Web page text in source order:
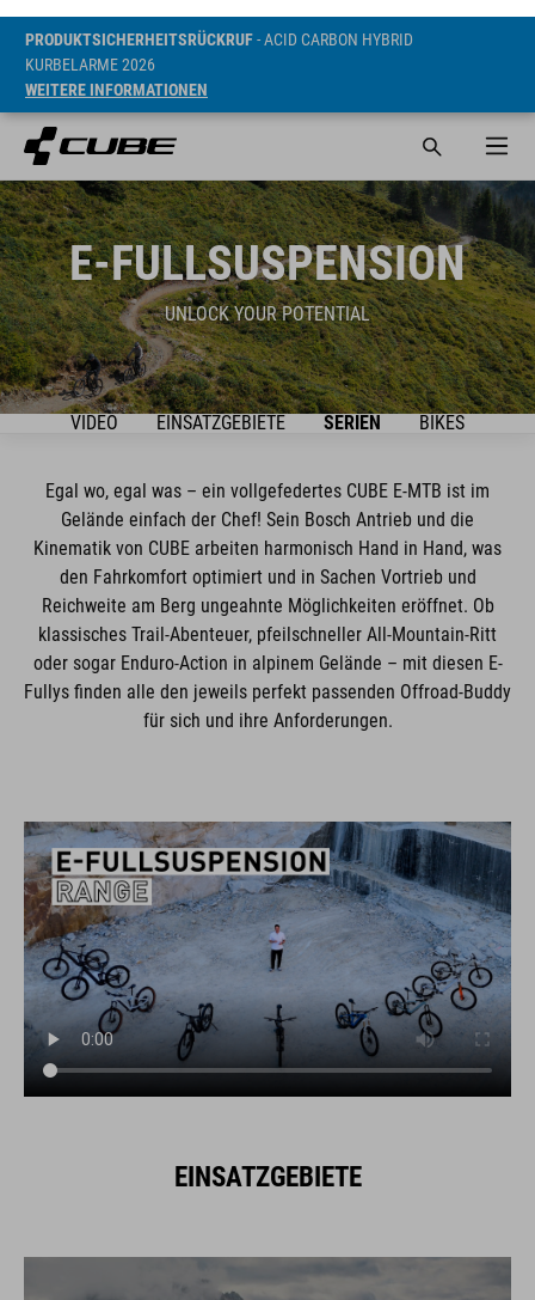
PRODUKTSICHERHEITSRÜCKRUF- ACID CARBON HYBRID
KURBELARME 2026
WEITERE INFORMATIONEN
E-FULLSUSPENSION
UNLOCK YOUR POTENTIAL
VIDEO EINSATZGEBIETE SERIEN BIKES
Egal wo, egal was – ein vollgefedertes CUBE E-MTB ist im
Gelände einfach der Chef! Sein Bosch Antrieb und die
Kinematik von CUBE arbeiten harmonisch Hand in Hand, was
den Fahrkomfort optimiert und in Sachen Vortrieb und
Reichweite am Berg ungeahnte Möglichkeiten eröffnet. Ob
klassisches Trail-Abenteuer, pfeilschneller All-Mountain-Ritt
oder sogar Enduro-Action in alpinem Gelände – mit diesen E-
Fullys finden alle den jeweils perfekt passenden Offroad-Buddy
für sich und ihre Anforderungen.
EINSATZGEBIETE